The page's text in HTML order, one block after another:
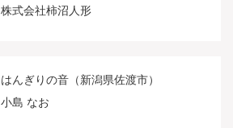
株式会社柿沼人形
はんぎりの音（新潟県佐渡市）
小島 なお